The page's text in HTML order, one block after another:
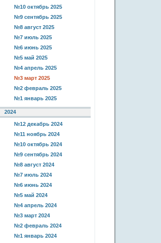
№10 октябрь 2025
№9 сентябрь 2025
№8 август 2025
№7 июль 2025
№6 июнь 2025
№5 май 2025
№4 апрель 2025
№3 март 2025
№2 февраль 2025
№1 январь 2025
2024
№12 декабрь 2024
№11 ноябрь 2024
№10 октябрь 2024
№9 сентябрь 2024
№8 август 2024
№7 июль 2024
№6 июнь 2024
№5 май 2024
№4 апрель 2024
№3 март 2024
№2 февраль 2024
№1 январь 2024